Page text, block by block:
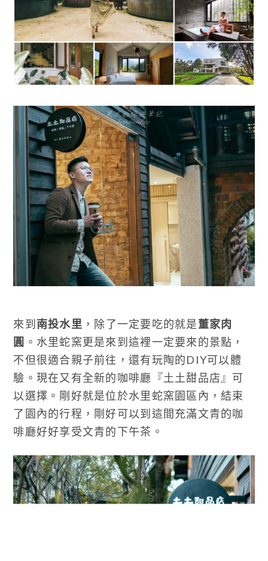
來到 南投水里 ，除了一定要吃的就是董家肉
圓 。水里蛇窯更是來到這裡一定要來的景點，
不但很適合親子前往，還有玩陶的DIY可以體
驗。現在又有全新的咖啡廳『土土甜品店』可
以選擇。剛好就是位於水里蛇窯園區內，結束
了園內的行程，剛好可以到這間充滿文青的咖
啡廳好好享受文青的下午茶。